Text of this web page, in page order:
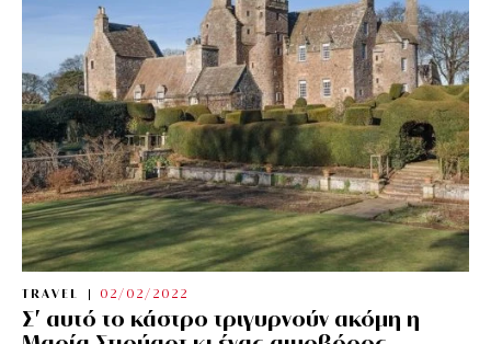
TRAVEL 02/02/2022
Σ’ αυτό το κάστρο τριγυρνούν ακόμη η